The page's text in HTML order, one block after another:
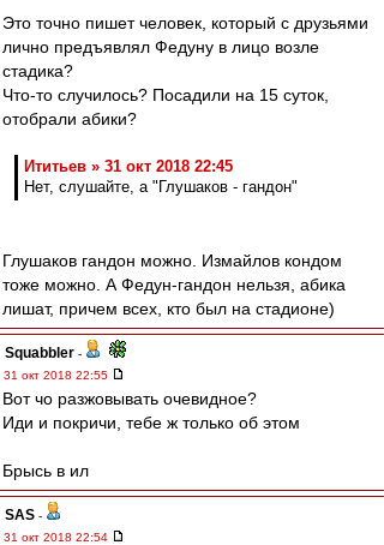
Это точно пишет человек, который с друзьями
лично предъявлял Федуну в лицо возле
стадика?
Что-то случилось? Посадили на 15 суток,
отобрали абики?
Ититьев » 31 окт 2018 22:45
Нет, слушайте, а "Глушаков - гандон"
Глушаков гандон можно. Измайлов кондом
тоже можно. А Федун-гандон нельзя, абика
лишат, причем всех, кто был на стадионе)
Squabbler -
31 окт 2018 22:55
Вот чо разжовывать очевидное?
Иди и покричи, тебе ж только об этом
Брысь в ил
SAS -
31 окт 2018 22:54